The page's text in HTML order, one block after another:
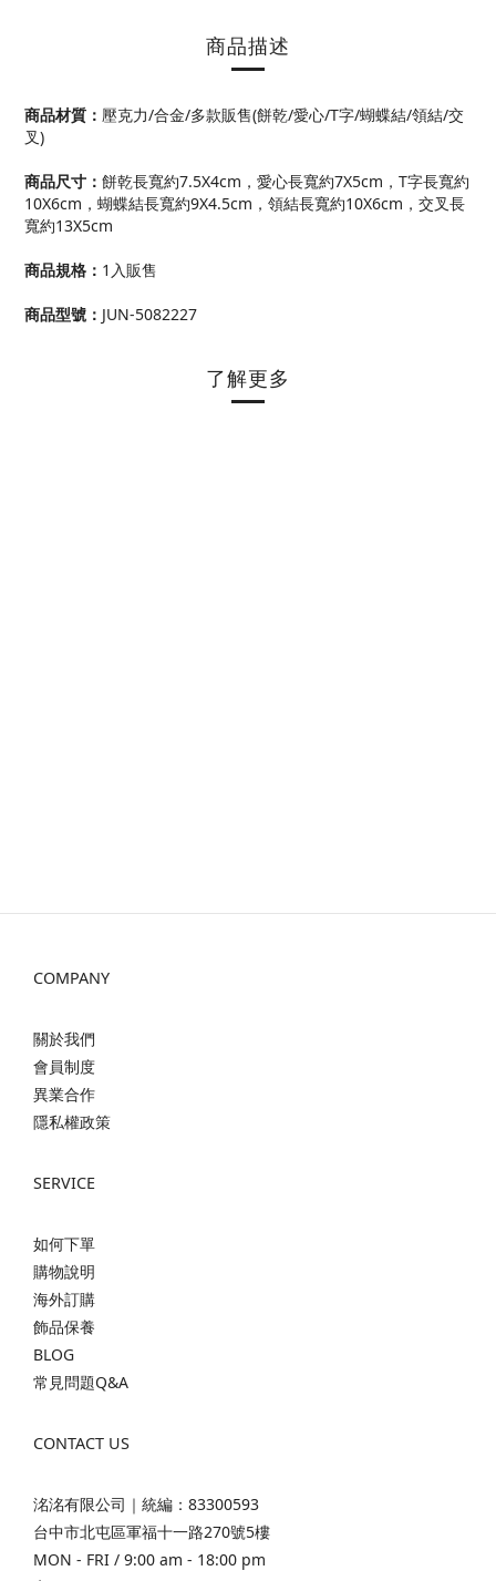
商品描述
商品材質： 壓克力/合金/多款販售(餅乾/愛心/T字/蝴蝶結/領結/交
叉)
商品尺寸 ： 餅乾長寬約7.5X4cm，愛心長寬約7X5cm，T字長寬約
10X6cm，蝴蝶結長寬約9X4.5cm，領結長寬約10X6cm，交叉長
寬約13X5cm
商品規格 ： 1入販售
商品型號 ： JUN-5082227
了解更多
COMPANY
關於我們
會員制度
異業合作
隱私權政策
SERVICE
如何下單
購物說明
海外訂購
飾品保養
BLOG
常見問題Q&A
CONTACT US
洺洺有限公司｜統編：83300593
台中市北屯區軍福十一路270號5樓
MON - FRI / 9:00 am - 18:00 pm